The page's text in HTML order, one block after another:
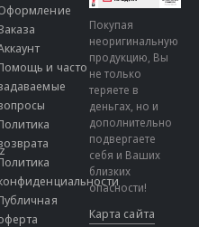
и часто
Покупая
неоригинальную
продукцию, Вы
не только
теряете в
деньгах, но и
дополнительно
подвергаете
себя и Ваших
близких
опасности!
Карта сайта